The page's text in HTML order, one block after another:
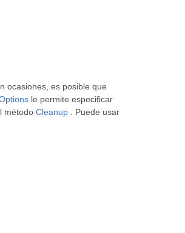
ocasiones, es posible que
le permite especificar
método Cleanup . Puede usar